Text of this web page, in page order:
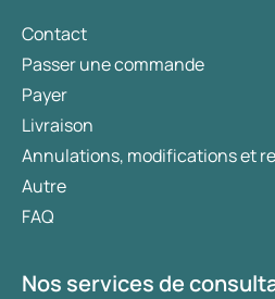
Contact
Passer une commande
Payer
Livraison
Annulations, modifications et
Autre
FAQ
Nos services de